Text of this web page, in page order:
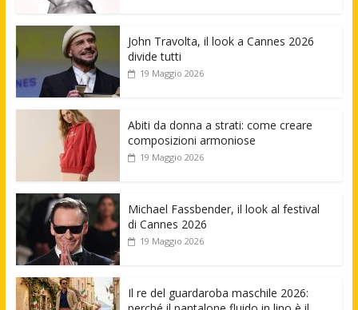
John Travolta, il look a Cannes 2026
divide tutti
19 Maggio 2026
Abiti da donna a strati: come creare
composizioni armoniose
19 Maggio 2026
Michael Fassbender, il look al festival
di Cannes 2026
19 Maggio 2026
Il re del guardaroba maschile 2026: